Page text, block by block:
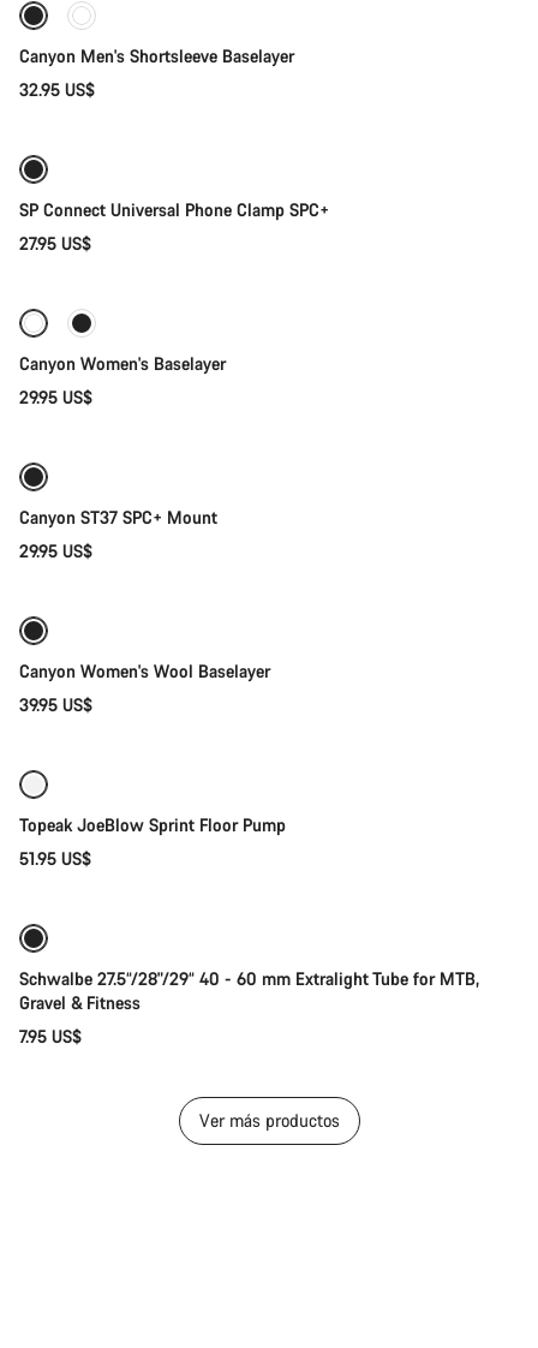
Canyon Men's Shortsleeve Baselayer
32.95 US$
SP Connect Universal Phone Clamp SPC+
27.95 US$
Canyon Women's Baselayer
29.95 US$
Canyon ST37 SPC+ Mount
29.95 US$
Canyon Women's Wool Baselayer
39.95 US$
Topeak JoeBlow Sprint Floor Pump
51.95 US$
Schwalbe 27.5“/28"/29“ 40 - 60 mm Extralight Tube for MTB,
Gravel & Fitness
7.95 US$
Ver más productos